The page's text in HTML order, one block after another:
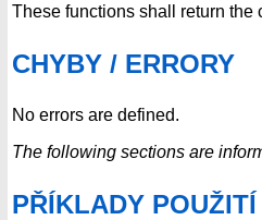
These functions shall return the
CHYBY / ERRORY
No errors are defined.
The following sections are
PŘÍKLADY POUŽITÍ